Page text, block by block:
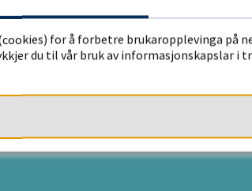
for å forbetre brukaropplevinga på
du til vår bruk av informasjonskapslar i